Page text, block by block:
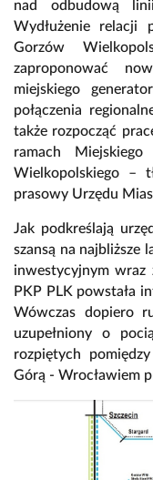
nad odbudową
Wydłużenie relacji
Gorzów
zaproponować
miejskiego
połączenia
także rozpocząć
ramach Miejskiego
Wielkopolskiego –
prasowy Urzędu
Jak podkreślają
szansą na najbliższe
inwestycyjnym wraz
PKP PLK powstała
Wówczas dopiero
uzupełniony o
rozpiętych
Górą - Wrocławiem